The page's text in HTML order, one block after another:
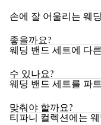
손에 잘 어울리는 웨
좋을까요?
웨딩 밴드 세트에 다
수 있나요?
웨딩 밴드 세트를 파
맞춰야 할까요?
티파니 컬렉션에는